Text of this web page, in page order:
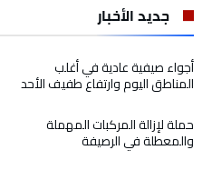
جديد الأخبار
أجواء صيفية عادية في أغلب
المناطق اليوم وارتفاع طفيف الأحد
حملة لإزالة المركبات المهملة
والمعطلة في الرصيفة